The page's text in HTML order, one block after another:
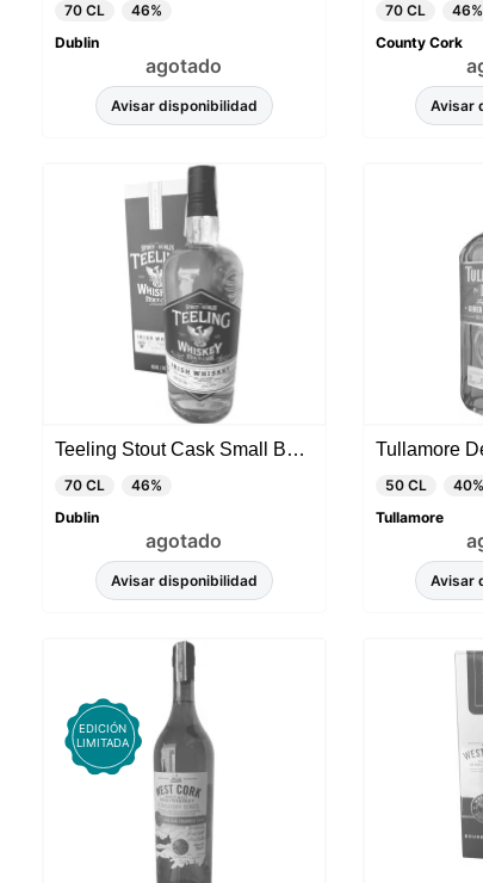
70 CL
46%
Dublin
agotado
Avisar disponibilidad
70 CL 46%
County Cork
Avisar
Teeling Stout Cask Small Batch
70 CL
46%
Dublin
agotado
Avisar disponibilidad
50 CL
40%
Tullamore
Avisar
EDICIÓN
LIMITADA